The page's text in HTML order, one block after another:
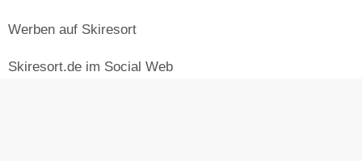
Werben auf Skiresort
Skiresort.de im Social Web